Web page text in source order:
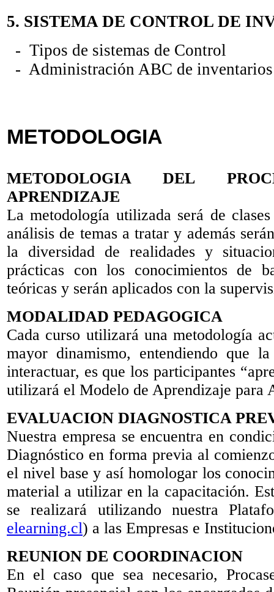
5. SISTEMA DE CONTROL DE
- Tipos de sistemas de Control
- Administración ABC de inventarios
METODOLOGIA
METODOLOGIA DEL
APRENDIZAJE
La metodología utilizada será de
análisis de temas a tratar y además
la diversidad de realidades y
prácticas con los conocimientos de
teóricas y serán aplicados con la
MODALIDAD PEDAGOGICA
Cada curso utilizará una metodología
mayor dinamismo, entendiendo que
interactuar, es que los participantes
utilizará el Modelo de Aprendizaje para
EVALUACION DIAGNOSTICA
Nuestra empresa se encuentra en
Diagnóstico en forma previa al
el nivel base y así homologar los
material a utilizar en la capacitación.
se realizará utilizando nuestra
elearning.cl) a las Empresas e
REUNION DE COORDINACION
En el caso que sea necesario,